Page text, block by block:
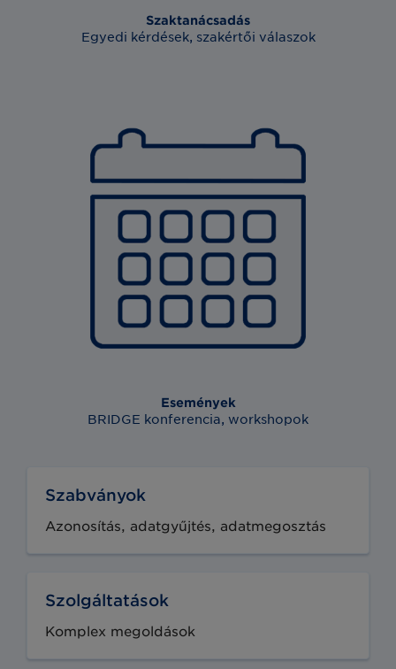
Szaktanácsadás
Egyedi kérdések, szakértői válaszok
Események
BRIDGE konferencia, workshopok
Szabványok
Azonosítás, adatgyűjtés, adatmegosztás
Szolgáltatások
Komplex megoldások